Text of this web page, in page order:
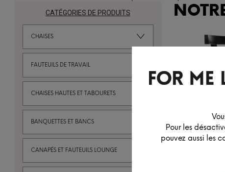
Pour les
pouvez aussi les
CATÉGORIES DE PRODUITS
CHAISES
FAUTEUILS DE TRAVAIL
CHAISES HAUTES ET TABOURETS
BANQUETTES ET BANCS
CANAPÉS ET FAUTEUILS LOUNGE